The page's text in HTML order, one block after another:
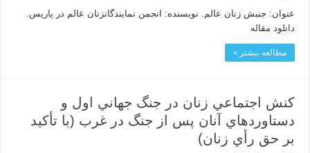
عنوان: جنبش زنان عالم. نویسنده: انجمن نمایندگانزنان عالم در پاریس.
دانلود مقاله
مطالعه بیشتر »
كنش اجتماعي زنان در جنگ جهاني اول و
دستاوردهاي آنان پس از جنگ در غرب (با تأكيد
بر حق رأي زنان)